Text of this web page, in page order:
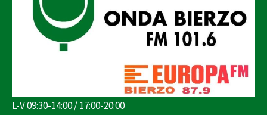
L-V 09:30-14:00 / 17:00-20:00